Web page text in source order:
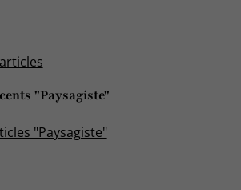
"Paysagiste"
"Paysagiste"